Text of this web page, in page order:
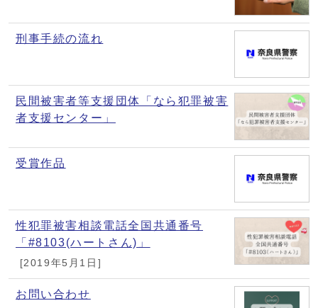
刑事手続の流れ
民間被害者等支援団体「なら犯罪被害
者支援センター」
受賞作品
性犯罪被害相談電話全国共通番号
「#8103(ハートさん)」
[2019年5月1日]
お問い合わせ